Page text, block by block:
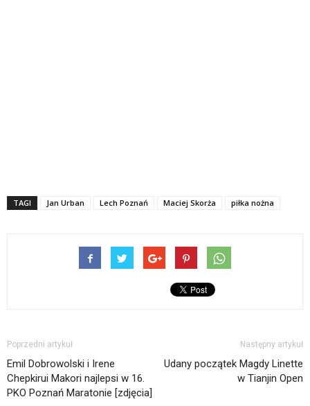
TAGI Jan Urban Lech Poznań Maciej Skorża piłka nożna
Poprzedni artykuł
Emil Dobrowolski i Irene
Chepkirui Makori najlepsi w 16.
PKO Poznań Maratonie [zdjęcia]
Następny artykuł
Udany początek Magdy Linette
w Tianjin Open